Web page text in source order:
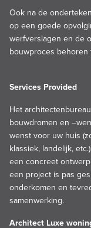
Ook na de
op een goede
werfverslagen en de
bouwproces behoren
Services Provided
Het
bouwdromen en
wenst voor uw huis
klassiek, landelijk,
een concreet
een project is pas
onderkomen en
samenwerking.
Architect Luxe